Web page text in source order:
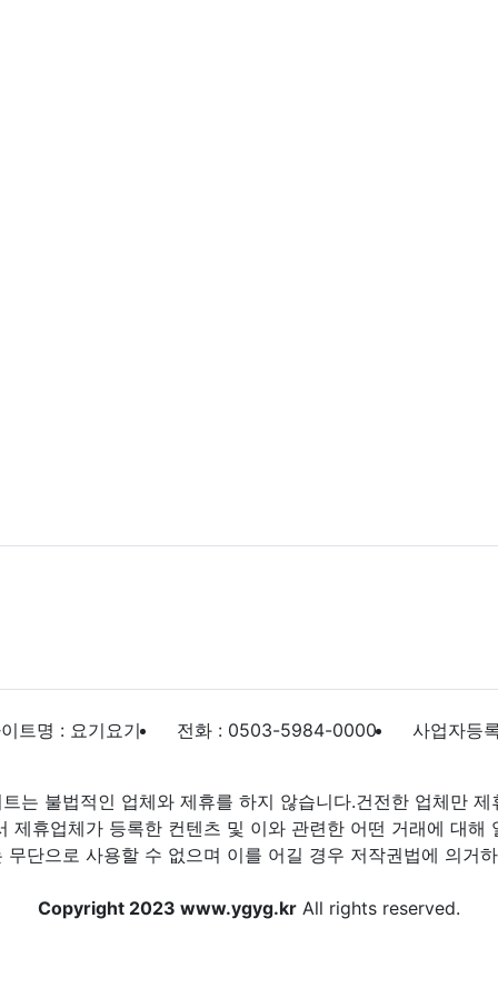
트명 : 요기요기 전화 : 0503-5984-0000 사업자등
는 불법적인 업체와 제휴를 하지 않습니다.건전한 업체만 제
제휴업체가 등록한 컨텐츠 및 이와 관련한 어떤 거래에 대해
단으로 사용할 수 없으며 이를 어길 경우 저작권법에 의거
Copyright 2023 www.ygyg.kr All rights reserved.